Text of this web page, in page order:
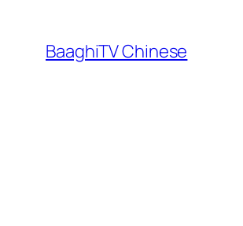
content
BaaghiTV Chinese